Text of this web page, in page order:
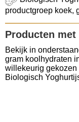
productgroep koek,
Producten
Bekijk in
gram koolhydraten
willekeurig gekozen
Biologisch